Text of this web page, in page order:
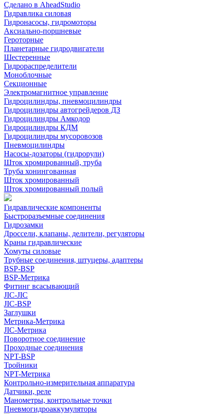
Сделано в AheadStudio
Гидравлика силовая
Гидронасосы, гидромоторы
Аксиально-поршневые
Героторные
Планетарные гидродвигатели
Шестеренные
Гидрораспределители
Моноблочные
Секционные
Электромагнитное управление
Гидроцилиндры, пневмоцилиндры
Гидроцилиндры автогрейдеров ДЗ
Гидроцилиндры Амкодор
Гидроцилиндры КДМ
Гидроцилиндры мусоровозов
Пневмоцилиндры
Насосы-дозаторы (гидрорули)
Шток хромированный, труба
Труба хонингованная
Шток хромированный
Шток хромированный полый
Гидравлические компоненты
Быстроразъемные соединения
Гидрозамки
Дроссели, клапаны, делители, регуляторы
Краны гидравлические
Хомуты силовые
Трубные соединения, штуцеры, адаптеры
BSP-BSP
BSP-Метрика
Фитинг всасывающий
JIC-JIC
JIC-BSP
Заглушки
Метрика-Метрика
JIC-Метрика
Поворотное соединение
Проходные соединения
NPT-BSP
Тройники
NPT-Метрика
Контрольно-измерительная аппаратура
Датчики, реле
Манометры, контрольные точки
Пневмогидроаккумуляторы